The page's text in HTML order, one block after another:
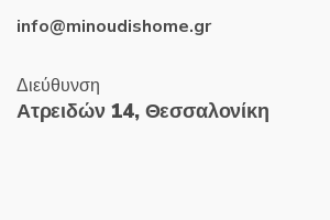
info@minoudishome.gr
Διεύθυνση
Ατρειδών 14, Θεσσαλονίκη